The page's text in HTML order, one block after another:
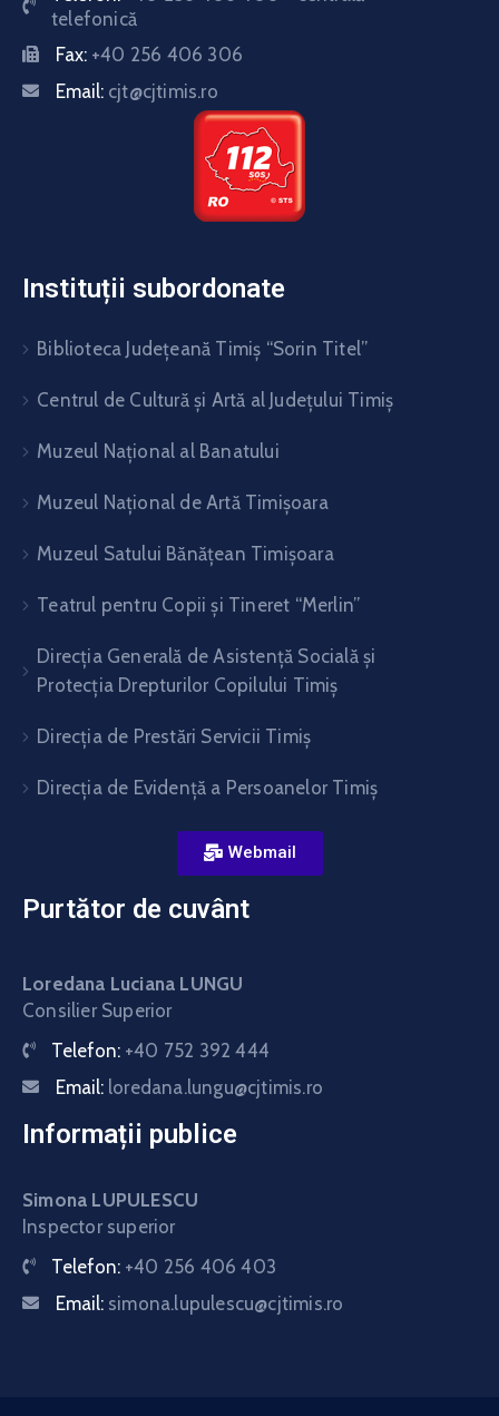
telefonică
Fax: +40 256 406 306
Email: cjt@cjtimis.ro
Instituții subordonate
Biblioteca Judeţeană Timiş “Sorin Titel”
Centrul de Cultură şi Artă al Judeţului Timiş
Muzeul Național al Banatului
Muzeul Național de Artă Timişoara
Muzeul Satului Bănăţean Timişoara
Teatrul pentru Copii şi Tineret “Merlin”
Direcția Generală de Asistență Socială și
Protecția Drepturilor Copilului Timiș
Direcţia de Prestări Servicii Timiş
Direcţia de Evidenţă a Persoanelor Timiş
Webmail
Purtător de cuvânt
Loredana Luciana LUNGU
Consilier Superior
Telefon: +40 752 392 444
Email: loredana.lungu@cjtimis.ro
Informații publice
Simona LUPULESCU
Inspector superior
Telefon: +40 256 406 403
Email: simona.lupulescu@cjtimis.ro